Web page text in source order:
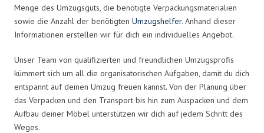
Menge des Umzugsguts, die benötigte Verpackungsmaterialien
sowie die Anzahl der benötigten Umzugshelfer. Anhand dieser
Informationen erstellen wir für dich ein individuelles Angebot.
Unser Team von qualifizierten und freundlichen Umzugsprofis
kümmert sich um all die organisatorischen Aufgaben, damit du dich
entspannt auf deinen Umzug freuen kannst. Von der Planung über
das Verpacken und den Transport bis hin zum Auspacken und dem
Aufbau deiner Möbel unterstützen wir dich auf jedem Schritt des
Weges.